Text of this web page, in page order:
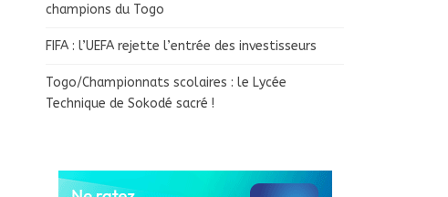
champions du Togo
FIFA : l’UEFA rejette l’entrée des investisseurs
Togo/Championnats scolaires : le Lycée
Technique de Sokodé sacré !